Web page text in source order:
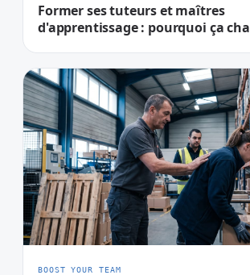
Former ses tuteurs et maîtres
d'apprentissage : pourquoi ça
BOOST YOUR TEAM